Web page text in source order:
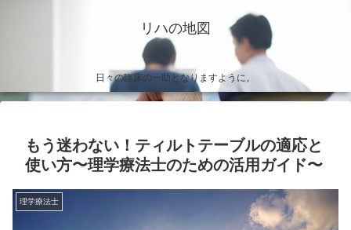
リハの地図
日々の臨床の一助となりますように。
もう迷わない！ティルトテーブルの適応と
使い方〜理学療法士のための活用ガイド〜
理学療法士